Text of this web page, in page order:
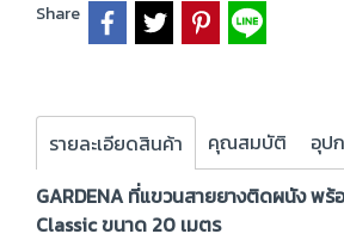
Share
รายละเอียดสินค้า คุณสมบัติ
อุป
GARDENA ที่แขวนสายยางติดผนัง พร้
Classic ขนาด 20 เมตร